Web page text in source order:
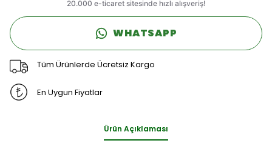
WHATSAPP
Tüm Ürünlerde Ücretsiz Kargo
En Uygun Fiyatlar
Ürün Açıklaması